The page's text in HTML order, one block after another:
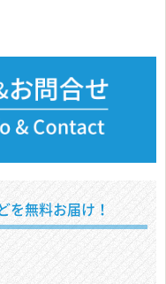
を無料お届け！